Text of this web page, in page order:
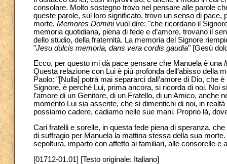
consolare. Molto sostegno trovo nel pensare alle parole
queste parole, sul loro significato, trovo un senso di
morte. Memores Dominivuol dire: "che ricordano il
memoria quotidiana, piena di fede e d’amore, trovano il
dello studio, della fraternità. La memoria del Signore
"Jesu dulcis memoria, dans vera cordis gaudia" [Gesù
Ecco, per questo mi dà pace pensare che Manuela è una
Questa relazione con Lui è più profonda dell’abisso della
Paolo: "[Nulla] potrà mai separarci dall’amore di Dio, che
Signore, è perché Lui, prima ancora, si ricorda di noi. Noi
l’amore di un Genitore, di un Fratello, di un Amico,
momento Lui sia assente, che si dimentichi di noi, in
possiamo cadere, cadiamo nelle sue mani. Proprio là,
Cari fratelli e sorelle, in questa fede piena di speranza,
di suffragio per Manuela la mattina stessa della sua
sepoltura, imparto con affetto ai familiari, alle consorelle e
[01712-01.01] [Testo originale: Italiano]